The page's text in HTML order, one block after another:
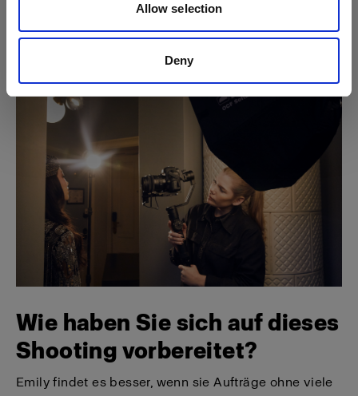
Allow selection
Deny
Wie haben Sie sich auf dieses
Shooting vorbereitet?
Emily findet es besser, wenn sie Aufträge ohne viele